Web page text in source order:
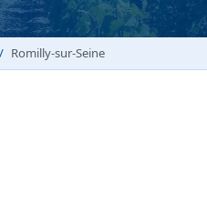
Romilly-sur-Seine